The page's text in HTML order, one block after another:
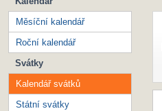
Měsíční kalendář
Roční kalendář
Svátky
Kalendář svátků
Státní svátky